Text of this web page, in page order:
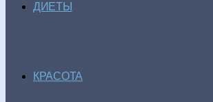
ДИЕТЫ
КРАСОТА